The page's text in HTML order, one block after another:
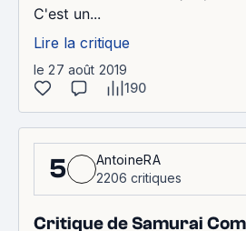
C'est un...
Lire la critique
le 27 août 2019
190
5
AntoineRA
2206 critiques
Critique de Samurai